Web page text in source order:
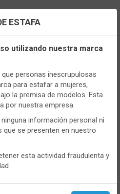
de terceros, de sesión o
de manera segura nuestra
contenido.
para medir y obtener datos de
ajustar el contenido a tus
el uso de cookies a tu gusto.
visita nuestra
Rechazar ACEPTAR
ESTAFA
utilizando nuestra marca
personas inescrupulosas
para estafar a mujeres,
la premisa de modelos. Esta
por nuestra empresa.
información personal ni
se presenten en nuestro
esta actividad fraudulenta y